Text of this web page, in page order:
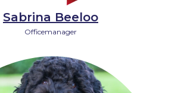
Sabrina Beeloo
Officemanager